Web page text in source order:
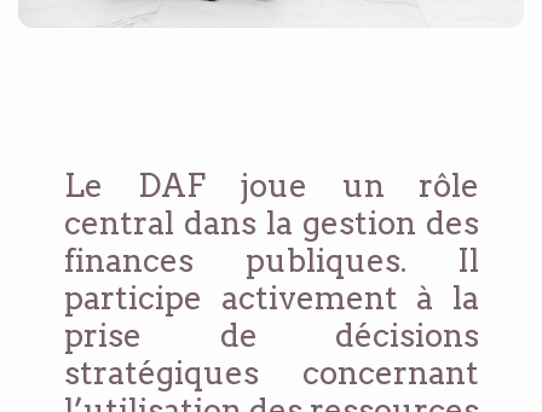
Le DAF joue un rôle
central dans la gestion des
finances publiques. Il
participe activement à la
prise de décisions
stratégiques concernant